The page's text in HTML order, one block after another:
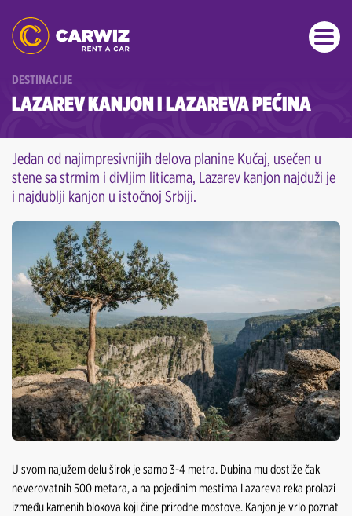
DESTINACIJE
LAZAREV KANJON I LAZAREVA PEĆINA
Jedan od najimpresivnijih delova planine Kučaj, usečen u
stene sa strmim i divljim liticama, Lazarev kanjon najduži je
i najdublji kanjon u istočnoj Srbiji.
U svom najužem delu širok je samo 3-4 metra. Dubina mu dostiže čak
neverovatnih 500 metara, a na pojedinim mestima Lazareva reka prolazi
između kamenih blokova koji čine prirodne mostove. Kanjon je vrlo poznat